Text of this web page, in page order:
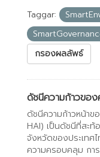
Taggar:
กรองผลลัพธ์
ดัชนีความก้าวขอ
ดัชนีความก้าวหน้า
HAI) เป็นดัชนีที่สะ
จังหวัดของประเท
ความครอบคลุม กา